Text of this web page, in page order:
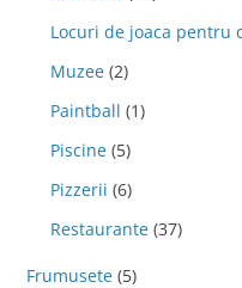
Locuri de joaca pentru
Muzee (2)
Paintball (1)
Piscine (5)
Pizzerii (6)
Restaurante (37)
Frumusete (5)